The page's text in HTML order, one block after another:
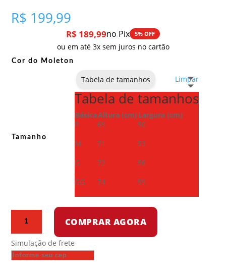
R$ 199,99
R$ 189,99no Pix 5% OFF
ou em até 3x sem juros no cartão
Cor do Moleton
Tamanho
Limpar
Tabela de tamanhos
Tabela de tamanhos
BásicaAltura (cm) Largura (cm)
P
69
50
M
71
53
G
72
56
GG
74 59
-
Contra
COMPRAR AGORA
Simulação de frete